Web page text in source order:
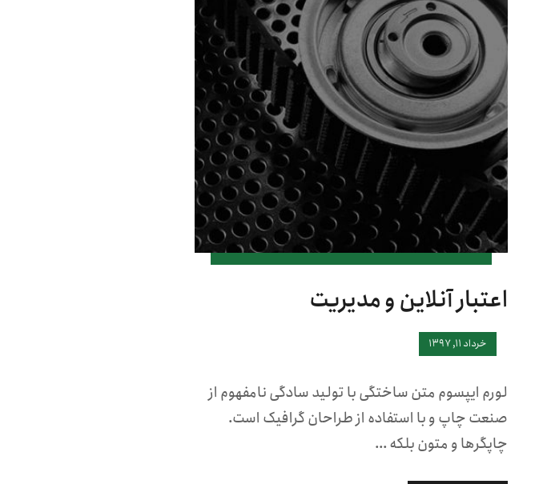
اعتبار آنلاین و مدیریت
خرداد ۱۱, ۱۳۹۷
لورم ایپسوم متن ساختگی با تولید سادگی نامفهوم از
صنعت چاپ و با استفاده از طراحان گرافیک است.
چاپگرها و متون بلکه ...